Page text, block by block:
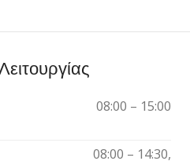
08:00 – 15:00
08:00 – 14:30,